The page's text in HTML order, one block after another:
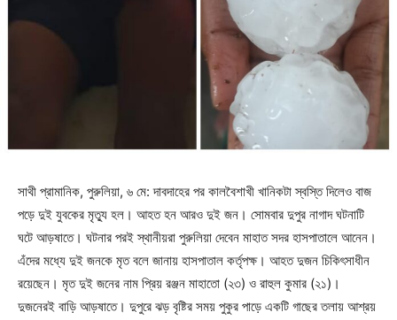
সাথী প্রামানিক, পুরুলিয়া, ৬ মে: দাবদাহের পর কালবৈশাখী খানিকটা স্বস্তি দিলেও বাজ
পড়ে দুই যুবকের মৃত্যু হল। আহত হন আরও দুই জন। সোমবার দুপুর নাগাদ ঘটনাটি
ঘটে আড়ষাতে। ঘটনার পরই স্থানীয়রা পুরুলিয়া দেবেন মাহাত সদর হাসপাতালে আনেন।
এঁদের মধ্যে দুই জনকে মৃত বলে জানায় হাসপাতাল কর্তৃপক্ষ। আহত দুজন চিকিৎসাধীন
রয়েছেন। মৃত দুই জনের নাম প্রিয় রঞ্জন মাহাতো (২৩) ও রাহুল কুমার (২১)।
দুজনেরই বাড়ি আড়ষাতে। দুপুরে ঝড় বৃষ্টির সময় পুকুর পাড়ে একটি গাছের তলায় আশ্রয়